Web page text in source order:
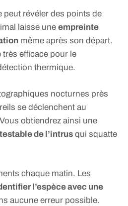
peut révéler des points de
laisse une empreinte
même après son départ.
très efficace pour le
thermique.
nocturnes près
se déclenchent au
obtiendrez ainsi une
de l’intrus qui squatte
chaque matin. Les
l’espèce avec une
aucune erreur possible.